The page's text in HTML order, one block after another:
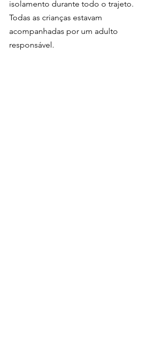
isolamento durante todo o trajeto.
Todas as crianças estavam
acompanhadas por um adulto
responsável.